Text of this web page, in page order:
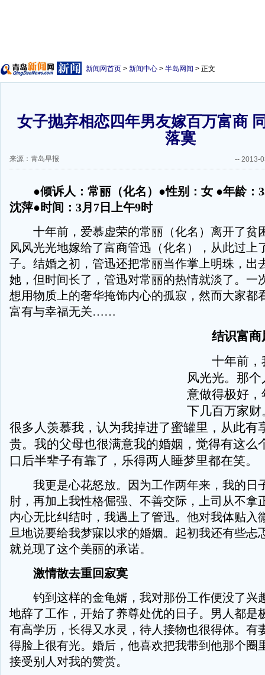
新闻网首页 > 新闻中心 > 半岛网闻 > 正文
女子抛弃相恋四年男友嫁百万富商
落寞
来源：青岛早报 -- 2013-
●倾诉人：常丽（化名）●性别：女 ●年龄：
沈萍●时间：3月7日上午9时
十年前，爱慕虚荣的常丽（化名）离开了贫
风风光光地嫁给了富商管迅（化名），从此过上
子。结婚之初，管迅还把常丽当作掌上明珠，出
她，但时间长了，管迅对常丽的热情就淡了。一
想用物质上的奢华掩饰内心的孤寂，然而大家都
富有与幸福无关……
结识富商
十年前，
风光光。那
意做得极好
下几百万家
很多人羡慕我，认为我掉进了蜜罐里，从此有
贵。我的父母也很满意我的婚姻，觉得有这么
口后半辈子有靠了，乐得两人睡梦里都在笑。
我更是心花怒放。因为工作两年来，我的日
肘，再加上我性格倔强、不善交际，上司从不拿
内心无比纠结时，我遇上了管迅。他对我体贴入
旦地说要给我梦寐以求的婚姻。起初我还有些忐
就兑现了这个美丽的承诺。
激情散去重回寂寞
钓到这样的金龟婿，我对那份工作便没了兴
地辞了工作，开始了养尊处优的日子。男人都是
有高学历，长得又水灵，待人接物也很得体。有
得脸上很有光。婚后，他喜欢把我带到他那个圈
接受别人对我的赞赏。